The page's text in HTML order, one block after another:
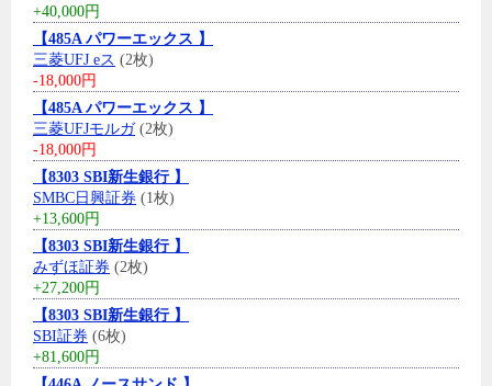
+40,000円
【485A パワーエックス 】
三菱UFJ eス (2枚)
-18,000円
【485A パワーエックス 】
三菱UFJモルガ(2枚)
-18,000円
【8303 SBI新生銀行 】
SMBC日興証券 (1枚)
+13,600円
【8303 SBI新生銀行 】
みずほ証券 (2枚)
+27,200円
【8303 SBI新生銀行 】
SBI証券 (6枚)
+81,600円